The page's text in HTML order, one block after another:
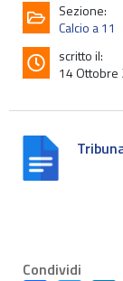
Sezione:
Calcio a 11
scritto il:
14 Ottobre
Condividi